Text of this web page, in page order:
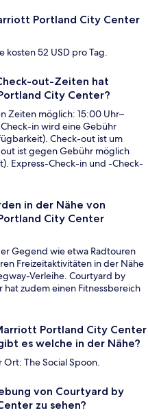
Portland City Center
kosten 52 USD pro Tag.
out-Zeiten hat
City Center?
Zeiten möglich: 15:00 Uhr–
in wird eine Gebühr
Check-out ist um
ist gegen Gebühr möglich
Express-Check-in und -Check-
in der Nähe von
City Center
Gegend wie etwa Radtouren
Freizeitaktivitäten in der Nähe
Verleihe. Courtyard by
zudem einen Fitnessbereich
Portland City Center
es welche in der Nähe?
Ort: The Social Spoon.
von Courtyard by
zu sehen?